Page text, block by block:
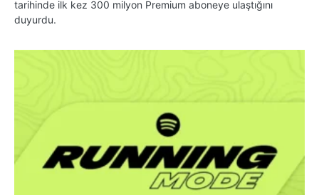
tarihinde ilk kez 300 milyon Premium aboneye ulaştığını
duyurdu.